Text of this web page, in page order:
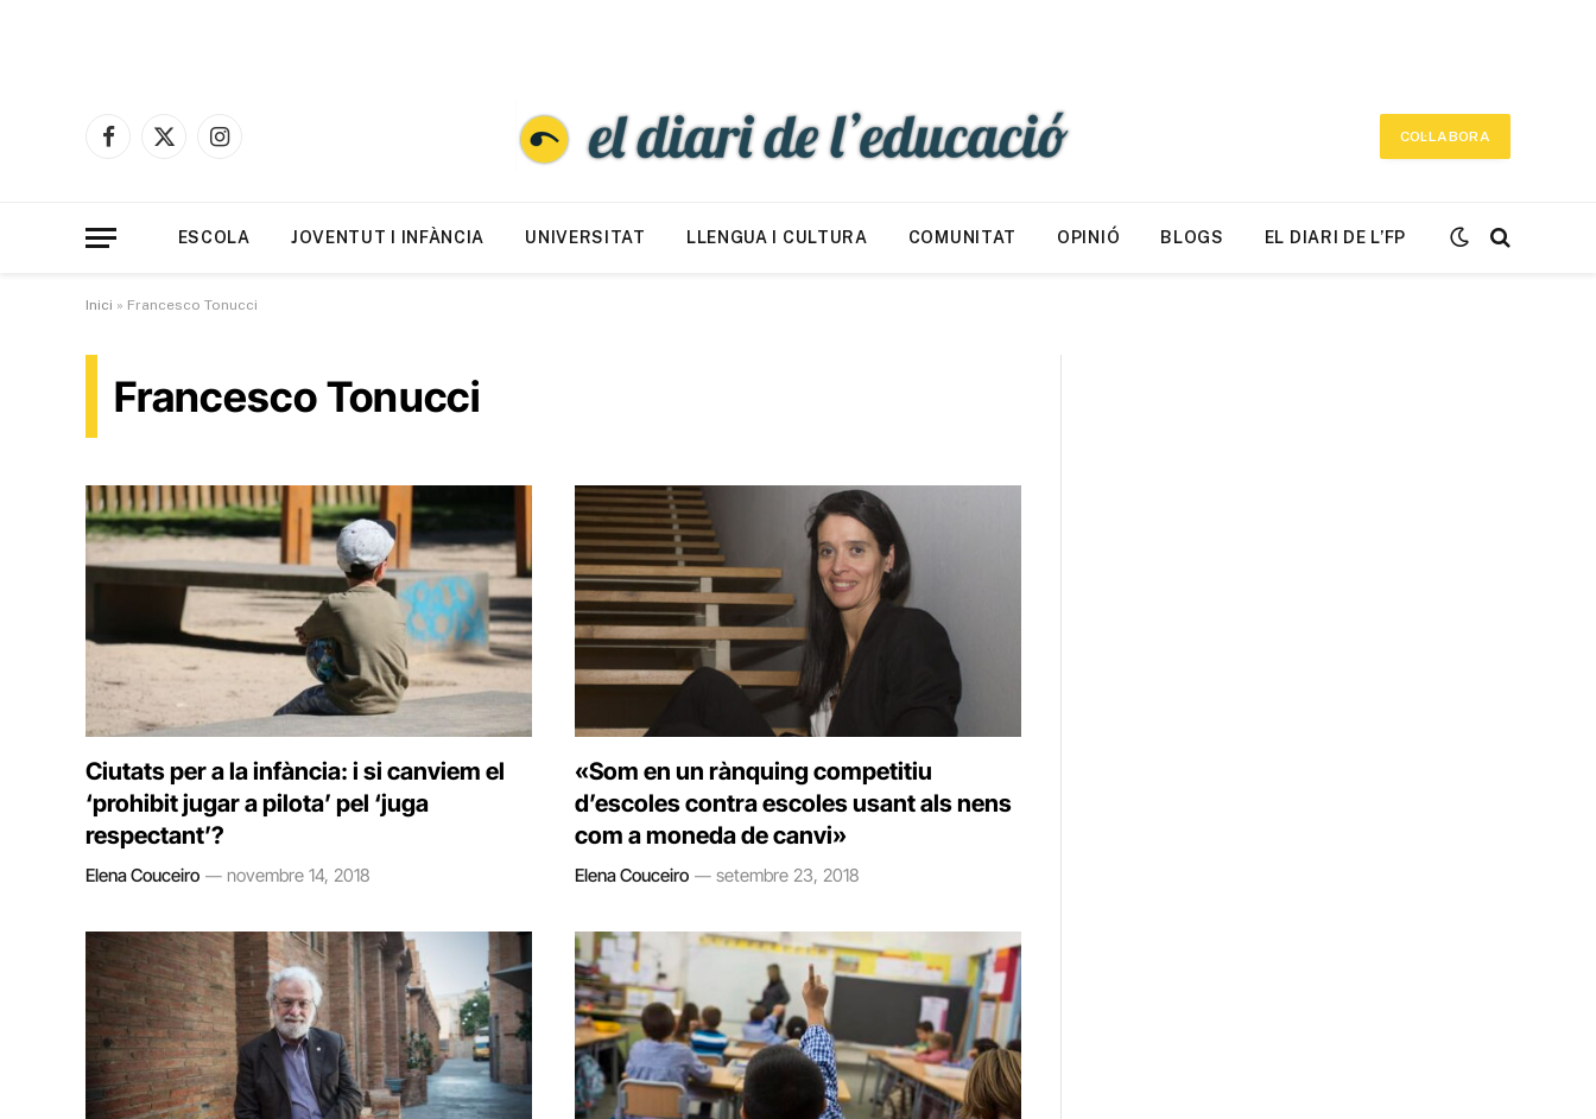
Facebook
X
Instagram
COL·LABORA
ESCOLA JOVENTUT I INFÀNCIA UNIVERSITAT LLENGUA I CULTURA COMUNITAT OPINIÓ BLOGS EL DIARI DE L’FP
Inici » Francesco Tonucci
Francesco Tonucci
Ciutats per a la infància: i si canviem el
‘prohibit jugar a pilota’ pel ‘juga
respectant’?
Elena Couceiro novembre 14, 2018
«Som en un rànquing competitiu
d’escoles contra escoles usant als nens
com a moneda de canvi»
Elena Couceiro setembre 23, 2018